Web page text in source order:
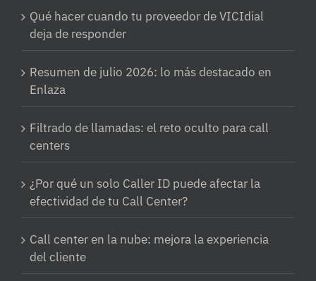
Qué hacer cuando tu proveedor de VICIdial
deja de responder
Resumen de julio 2026: lo más destacado en
Enlaza
Filtrado de llamadas: el reto oculto para call
centers
¿Por qué un solo Caller ID puede afectar la
efectividad de tu Call Center?
Call center en la nube: mejora la experiencia
del cliente